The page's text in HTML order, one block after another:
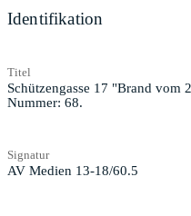
Identifikation
Titel
Schützengasse 17 "Brand
Nummer: 68.
Signatur
AV Medien 13-18/60.5